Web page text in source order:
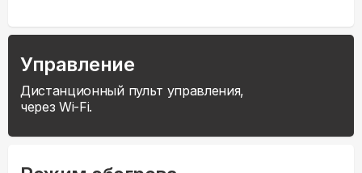
Управление
Дистанционный пульт управления,
через Wi-Fi.